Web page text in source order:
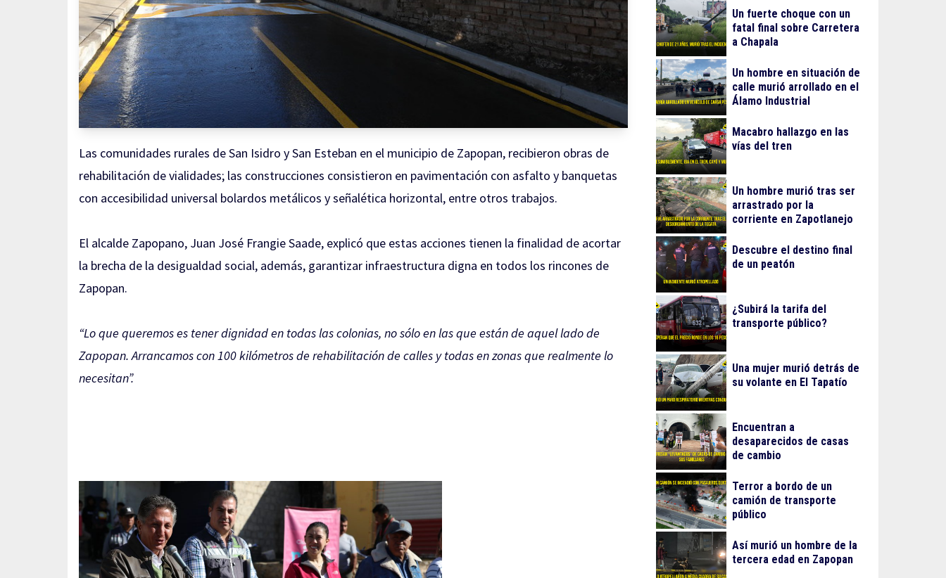
Las comunidades rurales de San Isidro y San Esteban en el municipio de Zapopan, recibieron obras de
rehabilitación de vialidades; las construcciones consistieron en pavimentación con asfalto y banquetas
con accesibilidad universal bolardos metálicos y señalética horizontal, entre otros trabajos.
El alcalde Zapopano, Juan José Frangie Saade, explicó que estas acciones tienen la finalidad de acortar
la brecha de la desigualdad social, además, garantizar infraestructura digna en todos los rincones de
Zapopan.
“Lo que queremos es tener dignidad en todas las colonias, no sólo en las que están de aquel lado de
Zapopan. Arrancamos con 100 kilómetros de rehabilitación de calles y todas en zonas que realmente lo
necesitan”.
Un fuerte choque con un
fatal final sobre Carretera
a Chapala
Un hombre en situación de
calle murió arrollado en el
Álamo Industrial
Macabro hallazgo en las
vías del tren
Un hombre murió tras ser
arrastrado por la
corriente en Zapotlanejo
Descubre el destino final
de un peatón
¿Subirá la tarifa del
transporte público?
Una mujer murió detrás de
su volante en El Tapatío
Encuentran a
desaparecidos de casas
de cambio
Terror a bordo de un
camión de transporte
público
Así murió un hombre de la
tercera edad en Zapopan